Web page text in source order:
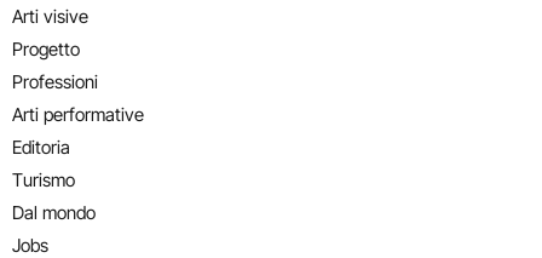
Arti visive
Progetto
Professioni
Arti performative
Editoria
Turismo
Dal mondo
Jobs